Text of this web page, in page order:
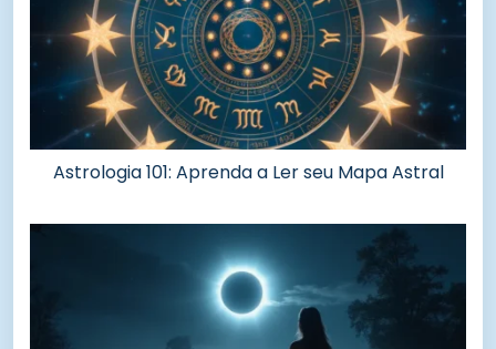
Astrologia 101: Aprenda a Ler seu Mapa Astral